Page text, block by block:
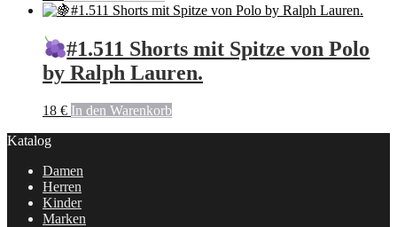
#1.511 Shorts mit Spitze von Polo
by Ralph Lauren.
18 € In den Warenkorb
Katalog
Damen
Herren
Kinder
Marken